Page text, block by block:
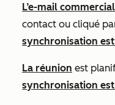
L’e-mail commercial
contact ou cliqué
synchronisation
La réunion est
synchronisation